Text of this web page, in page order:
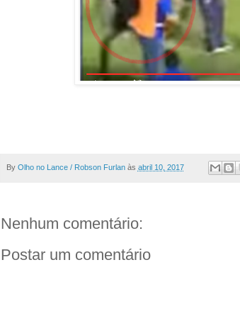
By Olho no Lance / Robson Furlan às abril 10, 2017
Nenhum comentário:
Postar um comentário